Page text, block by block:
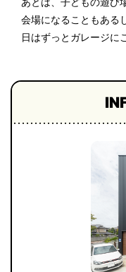
会場になることもある
日はずっとガレージに